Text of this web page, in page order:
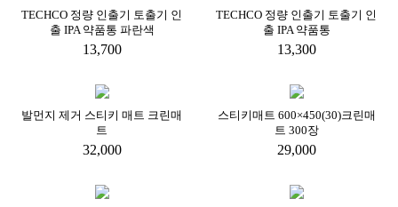
TECHCO 정량 인출기 토출기 인
출 IPA 약품통 파란색
13,700
TECHCO 정량 인출기 토출기 인
출 IPA 약품통
13,300
발먼지 제거 스티키 매트 크린매
트
32,000
스티키매트 600×450(30)크린매
트 300장
29,000